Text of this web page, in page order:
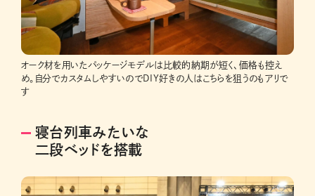
オーク材を用いたパッケージモデルは比較的納期が短く、価格も控え
め。自分でカスタムしやすいのでDIY好きの人はこちらを狙うのもアリで
す
寝台列車みたいな
二段ベッドを搭載